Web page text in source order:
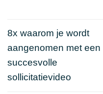
8x waarom je wordt
aangenomen met een
succesvolle
sollicitatievideo